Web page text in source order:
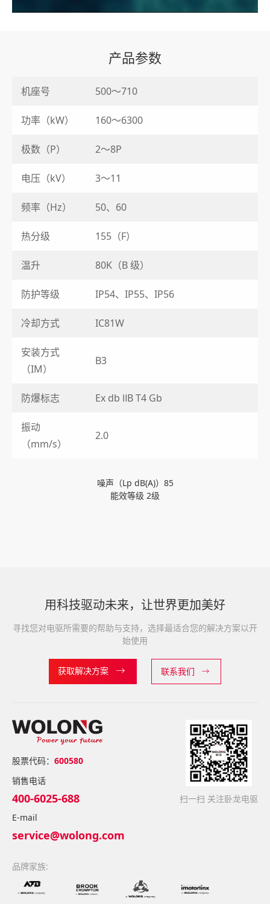
产品参数
机座号 500～710
功率（kW） 160～6300
极数（P） 2～8P
电压（kV） 3～11
频率（Hz） 50、60
热分级 155（F）
温升 80K（B 级）
防护等级 IP54、IP55、IP56
冷却方式 IC81W
安装方式
（IM）
B3
防爆标志 Ex db ⅡB T4 Gb
振动
（mm/s）
2.0
噪声（Lp dB(A)）85
能效等级 2级
用科技驱动未来，让世界更加美好
寻找您对电驱所需要的帮助与支持，选择最适合您的解决方案以开
始使用
获取解决方案 联系我们
股票代码： 600580
销售电话
400-6025-688
E-mail
service@wolong.com
扫一扫 关注卧龙电驱
品牌家族: